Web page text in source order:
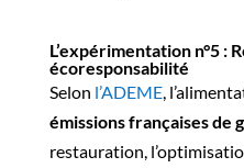
L’expérimentation n°5 :
écoresponsabilité
Selon l’ADEME,
émissions françaises de
restauration,